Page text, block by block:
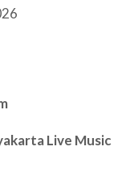
Live Music